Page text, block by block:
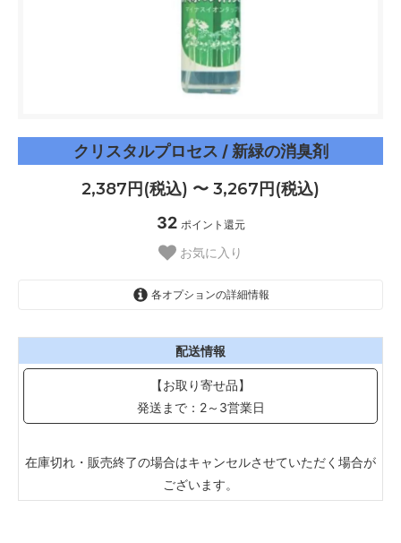
クリスタルプロセス / 新緑の消臭剤
2,387円(税込) 〜 3,267円(税込)
32 ポイント還元
お気に入り
各オプションの詳細情報
2,387円(税込)
300ml
3,267円(税込)
配送情報
【お取り寄せ品】
発送まで：2～3営業日
在庫切れ・販売終了の場合はキャンセルさせていただく場合が
ございます。